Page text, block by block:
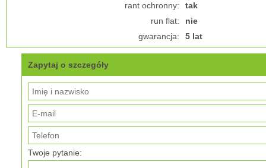
rant ochronny:
tak
run flat:
nie
gwarancja:
5 lat
Zapytaj o szczegóły
Twoje pytanie: